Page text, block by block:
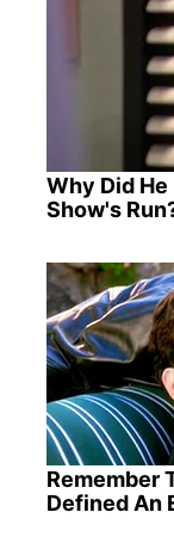
Why Did He
Show's
Remember
Defined An